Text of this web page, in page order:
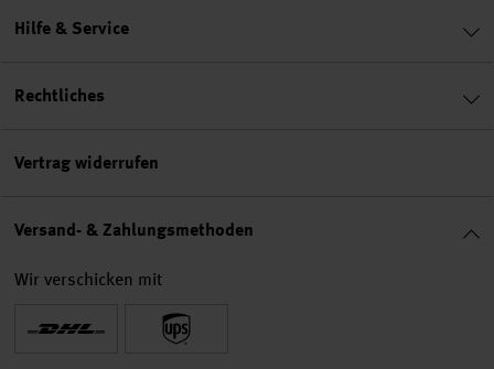
Hilfe & Service
Rechtliches
Vertrag widerrufen
Versand- & Zahlungsmethoden
Wir verschicken mit